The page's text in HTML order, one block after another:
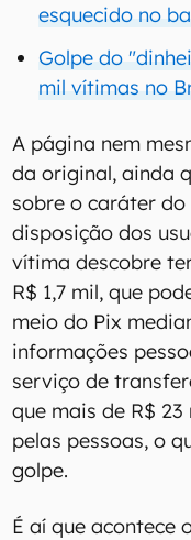
esquecido no
Golpe do
mil vítimas no
A página nem
da original, ainda
sobre o caráter
disposição dos
vítima descobre
R$ 1,7 mil, que
meio do Pix
informações
serviço de
que mais de R$
pelas pessoas, o
golpe.
É aí que acontece